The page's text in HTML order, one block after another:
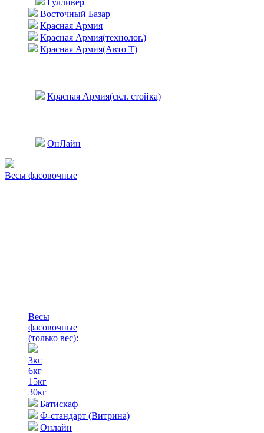
Гулливер
Восточный Базар
Красная Армия
Красная Армия(технолог.)
Красная Армия(Авто Т)
Красная Армия(скл. стойка)
ОнЛайн
Весы фасовочные
Весы
фасовочные
(только вес):
3кг
6кг
15кг
30кг
Батискаф
Ф-стандарт (Витрина)
Онлайн